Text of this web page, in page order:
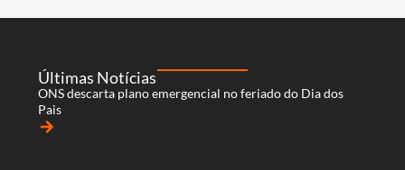
Últimas Notícias
ONS descarta plano emergencial no feriado do Dia dos
Pais
arrow_forward